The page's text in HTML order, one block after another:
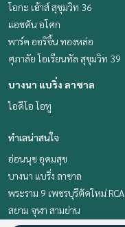
โอกะ เฮ้าส์ สุขุมวิท 36
แอชตัน อโศก
พาร์ค ออริจิ้น ทองหล่อ
ศุภาลัย โอเรียนทัล สุขุมวิท 39
บางนา แบริ่ง ลาซาล
ไอดีโอ โอทู
ทำเลน่าสนใจ
อ่อนนุช อุดมสุข
บางนา แบริ่ง ลาซาล
พระราม 9 เพชรบุรีตัดใหม่ RCA
สยาม จุฬา สามย่าน